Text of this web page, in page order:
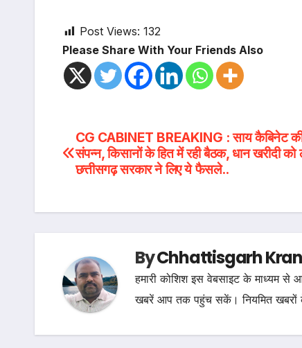
Post Views: 132
Please Share With Your Friends Also
Post
navigation
CG CABINET BREAKING : साय कैबिनेट
संपन्न, किसानों के हित में रही बैठक, धान खरीदी
छत्तीसगढ़ सरकार ने लिए ये फैसले..
ByChhattisgarh
हमारी कोशिश इस वेबसाइट के माध्यम से
खबरें आप तक पहुंच सकें। नियमित खबरों